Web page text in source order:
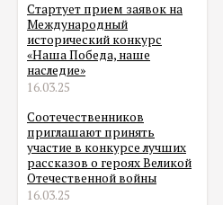
Стартует прием заявок на
Международный
исторический конкурс
«Наша Победа, наше
наследие»
16.03.25
Соотечественников
приглашают принять
участие в конкурсе лучших
рассказов о героях Великой
Отечественной войны
16.03.25